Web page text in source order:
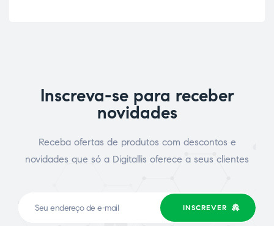
Inscreva-se para receber
novidades
Receba ofertas de produtos com descontos e
novidades que só a Digitallis oferece a seus clientes
INSCREVER